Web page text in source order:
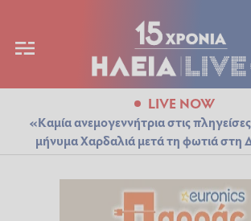
LIVE NOW
«Καμία ανεμογεννήτρια στις
μήνυμα Χαρδαλιά μετά τη φωτιά στη